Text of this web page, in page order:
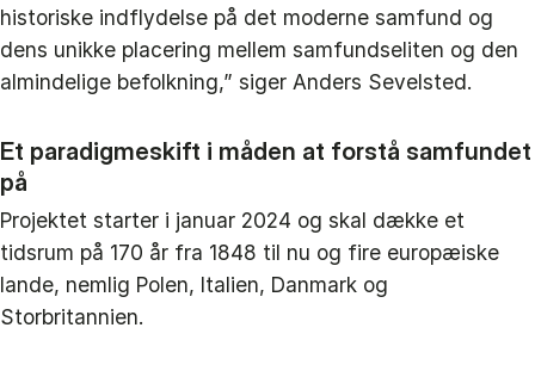
historiske indflydelse på det moderne samfund og
dens unikke placering mellem samfundseliten og den
almindelige befolkning,” siger Anders Sevelsted.
Et paradigmeskift i måden at forstå samfundet
på
Projektet starter i januar 2024 og skal dække et
tidsrum på 170 år fra 1848 til nu og fire europæiske
lande, nemlig Polen, Italien, Danmark og
Storbritannien.